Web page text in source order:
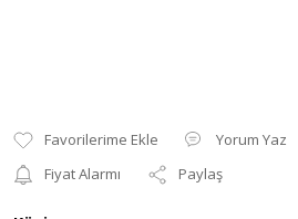
Yorum Yaz
Fiyat Alarmı
Paylaş